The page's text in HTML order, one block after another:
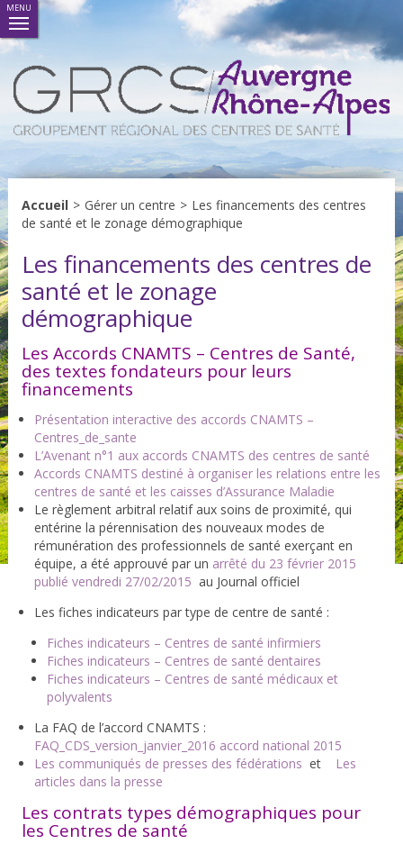
MENU
Accueil > Gérer un centre > Les financements des centres
de santé et le zonage démographique
Les financements des centres de
santé et le zonage
démographique
Les Accords CNAMTS – Centres de Santé,
des textes fondateurs pour leurs
financements
Présentation interactive des accords CNAMTS –
Centres_de_sante
L’Avenant n°1 aux accords CNAMTS des centres de santé
Accords CNAMTS destiné à organiser les relations entre les
centres de santé et les caisses d’Assurance Maladie
Le règlement arbitral relatif aux soins de proximité, qui
entérine la pérennisation des nouveaux modes de
rémunération des professionnels de santé exerçant en
équipe, a été approuvé par un arrêté du 23 février 2015
publié vendredi 27/02/2015 au Journal officiel
Les fiches indicateurs par type de centre de santé :
Fiches indicateurs – Centres de santé infirmiers
Fiches indicateurs – Centres de santé dentaires
Fiches indicateurs – Centres de santé médicaux et
polyvalents
La FAQ de l’accord CNAMTS :
FAQ_CDS_version_janvier_2016 accord national 2015
Les communiqués de presses des fédérations et
Les
articles dans la presse
Les contrats types démographiques pour
les Centres de santé